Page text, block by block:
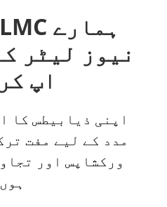
نیوز لیٹر
اپ
اپنی ذیابیطس کا
مدد کے لیے مفت
ورکشاپس اور